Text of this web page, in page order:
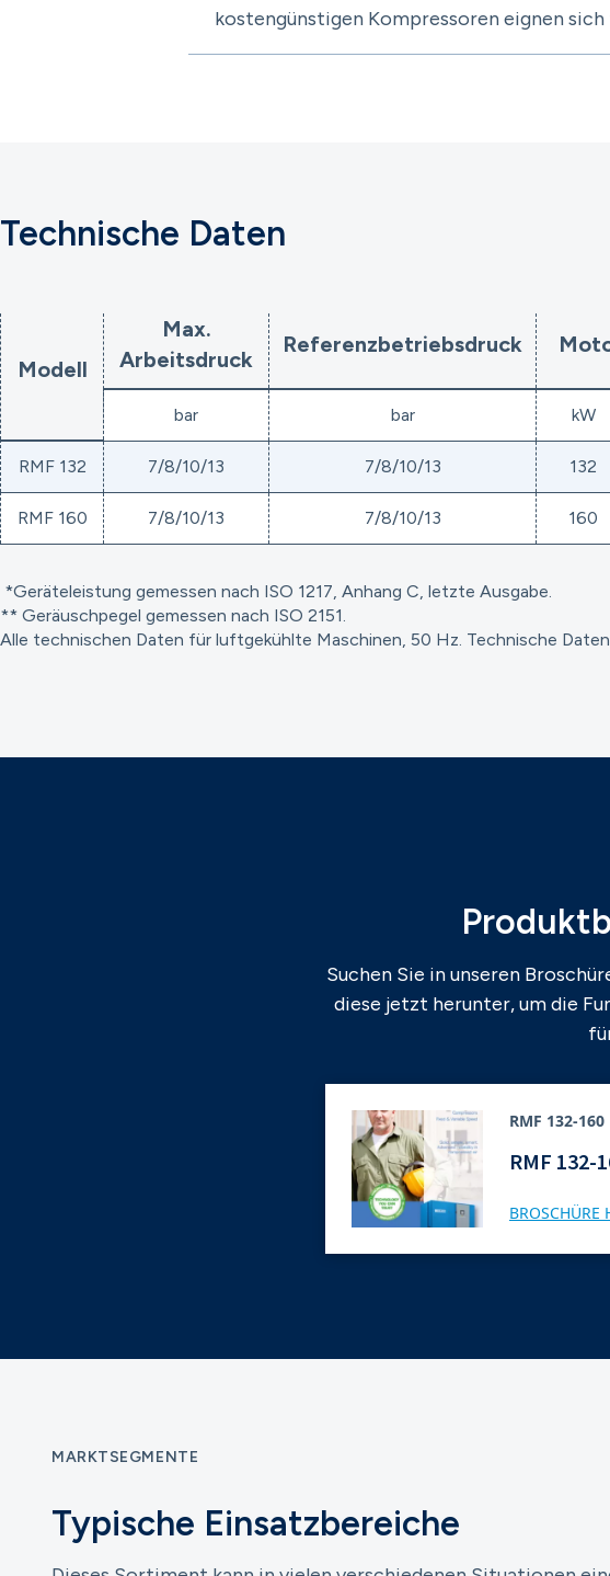
kostengünstigen Kompressoren eignen
Technische Daten
Modell
Max.
Arbeitsdruck
Referenzbetriebsdruck
bar bar kW
RMF 132 7/8/10/13 7/8/10/13 132
RMF 160 7/8/10/13 7/8/10/13 160
*Geräteleistung gemessen nach ISO 1217, Anhang C, letzte Ausgabe.
** Geräuschpegel gemessen nach ISO 2151.
Alle technischen Daten für luftgekühlte Maschinen, 50 Hz. Technische
Suchen Sie in unseren
diese jetzt herunter, um die
RMF 132-
RMF 132-160
BROSCHÜRE
MARKTSEGMENTE
Typische Einsatzbereiche